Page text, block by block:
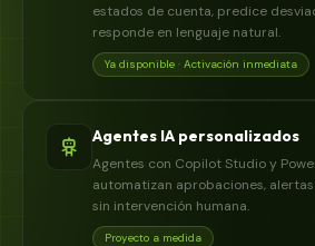
estados de cuenta, predice
responde en lenguaje natural.
Ya disponible · Activación inmediata
Agentes IA personalizados
Agentes con Copilot Studio y
automatizan aprobaciones,
sin intervención humana.
Proyecto a medida